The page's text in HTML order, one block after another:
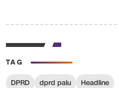
TAG
DPRD dprd palu Headline